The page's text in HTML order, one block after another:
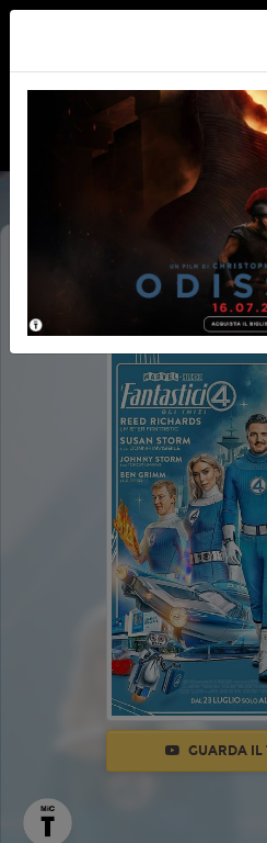
I FANTASTICI 4: GLI
FANTASTIC FOUR -
GUARDA IL